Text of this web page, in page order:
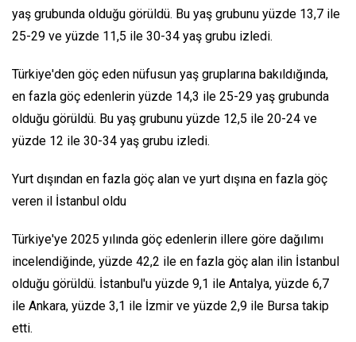
yaş grubunda olduğu görüldü. Bu yaş grubunu yüzde 13,7 ile
25-29 ve yüzde 11,5 ile 30-34 yaş grubu izledi.
Türkiye'den göç eden nüfusun yaş gruplarına bakıldığında,
en fazla göç edenlerin yüzde 14,3 ile 25-29 yaş grubunda
olduğu görüldü. Bu yaş grubunu yüzde 12,5 ile 20-24 ve
yüzde 12 ile 30-34 yaş grubu izledi.
Yurt dışından en fazla göç alan ve yurt dışına en fazla göç
veren il İstanbul oldu
Türkiye'ye 2025 yılında göç edenlerin illere göre dağılımı
incelendiğinde, yüzde 42,2 ile en fazla göç alan ilin İstanbul
olduğu görüldü. İstanbul'u yüzde 9,1 ile Antalya, yüzde 6,7
ile Ankara, yüzde 3,1 ile İzmir ve yüzde 2,9 ile Bursa takip
etti.